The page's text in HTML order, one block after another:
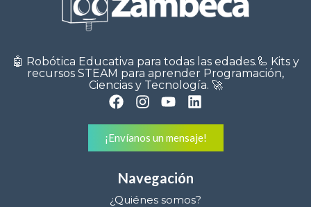
🤖 Robótica Educativa para todas las edades.🦾 Kits y
recursos STEAM para aprender Programación,
Ciencias y Tecnología. 🚀
¡Envíanos un mensaje!
Navegación
¿Quiénes somos?